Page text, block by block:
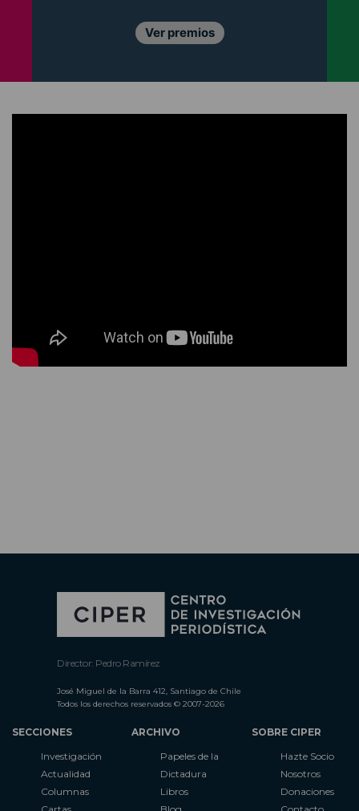
Ver premios
Director: Pedro Ramírez
José Miguel de la Barra 412, Santiago de Chile
Todos los derechos reservados © 2007-2026
SECCIONES
Investigación
Actualidad
Columnas
ARCHIVO
Papeles de la
Dictadura
Libros
SOBRE CIPER
Hazte Socio
Nosotros
Donaciones